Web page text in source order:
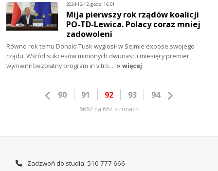
2024-12-12, godz. 16:01
Mija pierwszy rok rządów koalicji
PO-TD-Lewica. Polacy coraz mniej
zadowoleni
Równo rok temu Donald Tusk wygłosił w Sejmie expose swojego
rządu. Wśród sukcesów minionych dwunastu miesięcy premier
wymienił bezpłatny program in vitro… » więcej
90 91 92 93 94
6662 na 667 stronach
Zadzwoń do studia: 510 777 666